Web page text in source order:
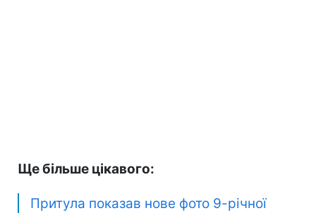
Ще більше цікавого:
Притула показав нове фото 9-річної